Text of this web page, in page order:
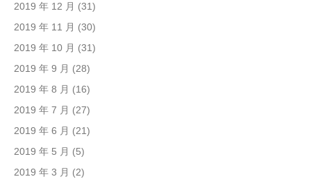
2019 年 12 月 (31)
2019 年 11 月 (30)
2019 年 10 月 (31)
2019 年 9 月 (28)
2019 年 8 月 (16)
2019 年 7 月 (27)
2019 年 6 月 (21)
2019 年 5 月 (5)
2019 年 3 月 (2)